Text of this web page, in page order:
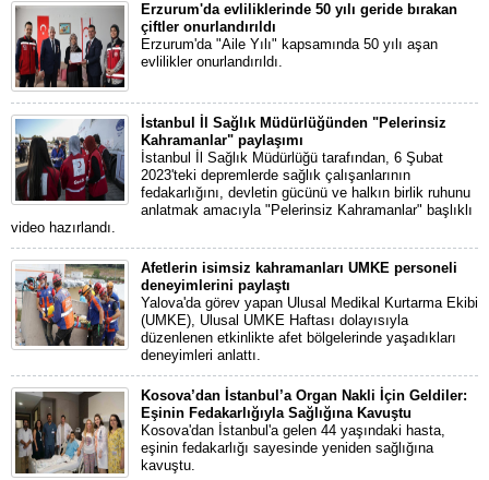
Erzurum'da evliliklerinde 50 yılı geride bırakan
çiftler onurlandırıldı
Erzurum'da "Aile Yılı" kapsamında 50 yılı aşan
evlilikler onurlandırıldı.
İstanbul İl Sağlık Müdürlüğünden "Pelerinsiz
Kahramanlar" paylaşımı
İstanbul İl Sağlık Müdürlüğü tarafından, 6 Şubat
2023'teki depremlerde sağlık çalışanlarının
fedakarlığını, devletin gücünü ve halkın birlik ruhunu
anlatmak amacıyla "Pelerinsiz Kahramanlar" başlıklı
video hazırlandı.
Afetlerin isimsiz kahramanları UMKE personeli
deneyimlerini paylaştı
Yalova'da görev yapan Ulusal Medikal Kurtarma Ekibi
(UMKE), Ulusal UMKE Haftası dolayısıyla
düzenlenen etkinlikte afet bölgelerinde yaşadıkları
deneyimleri anlattı.
Kosova’dan İstanbul’a Organ Nakli İçin Geldiler:
Eşinin Fedakarlığıyla Sağlığına Kavuştu
Kosova'dan İstanbul'a gelen 44 yaşındaki hasta,
eşinin fedakarlığı sayesinde yeniden sağlığına
kavuştu.